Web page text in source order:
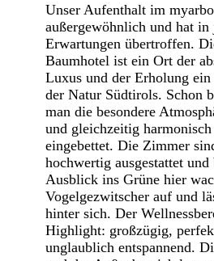
Unser Aufenthalt im
außergewöhnlich und hat
Erwartungen übertroffen.
Baumhotel ist ein Ort der
Luxus und der Erholung
der Natur Südtirols. Schon
man die besondere
und gleichzeitig
eingebettet. Die Zimmer
hochwertig ausgestattet
Ausblick ins Grüne hier
Vogelgezwitscher auf und
hinter sich. Der
Highlight: großzügig,
unglaublich entspannend.